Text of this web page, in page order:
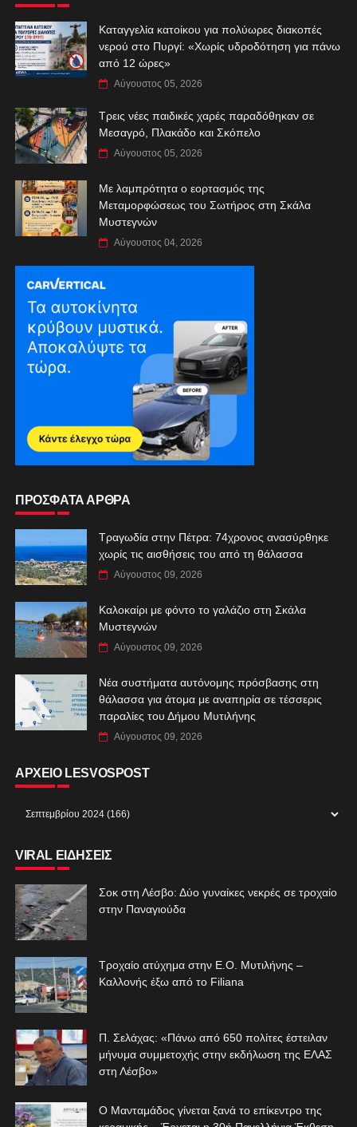
Καταγγελία κατοίκου για πολύωρες διακοπές
νερού στο Πυργί: «Χωρίς υδροδότηση για πάνω
από 12 ώρες»
Αύγουστος 05, 2026
Τρεις νέες παιδικές χαρές παραδόθηκαν σε
Μεσαγρό, Πλακάδο και Σκόπελο
Αύγουστος 05, 2026
Με λαμπρότητα ο εορτασμός της
Μεταμορφώσεως του Σωτήρος στη Σκάλα
Μυστεγνών
Αύγουστος 04, 2026
ΠΡΟΣΦΑΤΑ ΑΡΘΡΑ
Τραγωδία στην Πέτρα: 74χρονος ανασύρθηκε
χωρίς τις αισθήσεις του από τη θάλασσα
Αύγουστος 09, 2026
Καλοκαίρι με φόντο το γαλάζιο στη Σκάλα
Μυστεγνών
Αύγουστος 09, 2026
Νέα συστήματα αυτόνομης πρόσβασης στη
θάλασσα για άτομα με αναπηρία σε τέσσερις
παραλίες του Δήμου Μυτιλήνης
Αύγουστος 09, 2026
ΑΡΧΕΙΟ LESVOSPOST
VIRAL ΕΙΔΗΣΕΙΣ
Σοκ στη Λέσβο: Δύο γυναίκες νεκρές σε τροχαίο
στην Παναγιούδα
Τροχαίο ατύχημα στην Ε.Ο. Μυτιλήνης –
Καλλονής έξω από το Filiana
Π. Σελάχας: «Πάνω από 650 πολίτες έστειλαν
μήνυμα συμμετοχής στην εκδήλωση της ΕΛΑΣ
στη Λέσβο»
Ο Μανταμάδος γίνεται ξανά το επίκεντρο της